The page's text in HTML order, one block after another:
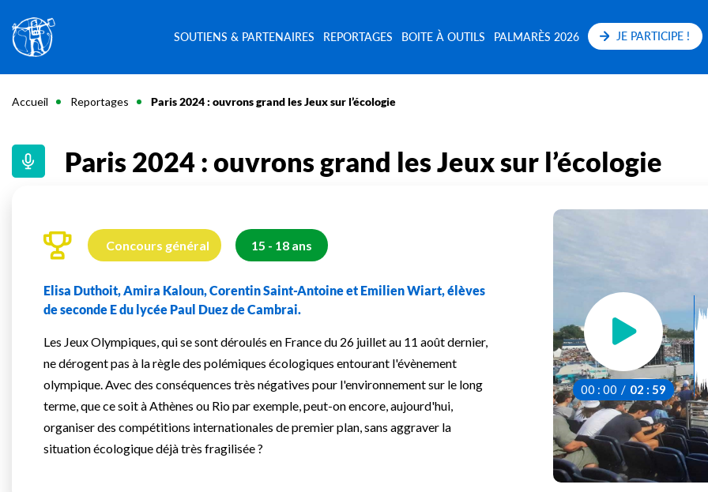
SOUTIENS & PARTENAIRES REPORTAGES BOITE À OUTILS PALMARÈS 2026 JE PARTICIPE !
Accueil Reportages Paris 2024 : ouvrons grand les Jeux sur l’écologie
Paris 2024 : ouvrons grand les Jeux sur l’écologie
Concours général 15 - 18 ans
Elisa Duthoit, Amira Kaloun, Corentin Saint-Antoine et Emilien Wiart, élèves
de seconde E du lycée Paul Duez de Cambrai.
Les Jeux Olympiques, qui se sont déroulés en France du 26 juillet au 11 août dernier,
ne dérogent pas à la règle des polémiques écologiques entourant l'évènement
olympique. Avec des conséquences très négatives pour l'environnement sur le long
terme, que ce soit à Athènes ou Rio par exemple, peut-on encore, aujourd'hui,
organiser des compétitions internationales de premier plan, sans aggraver la
situation écologique déjà très fragilisée ?
00 : 00 / 02 : 59